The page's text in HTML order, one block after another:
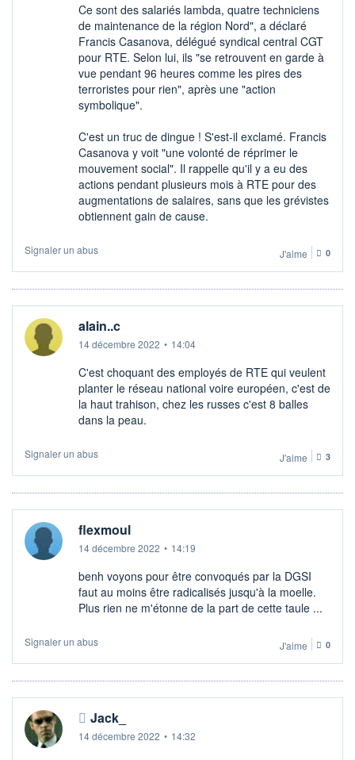
Ce sont des salariés lambda, quatre techniciens
de maintenance de la région Nord", a déclaré
Francis Casanova, délégué syndical central CGT
pour RTE. Selon lui, ils "se retrouvent en garde à
vue pendant 96 heures comme les pires des
terroristes pour rien", après une "action
symbolique".
C'est un truc de dingue ! S'est-il exclamé. Francis
Casanova y voit "une volonté de réprimer le
mouvement social". Il rappelle qu'il y a eu des
actions pendant plusieurs mois à RTE pour des
augmentations de salaires, sans que les grévistes
obtiennent gain de cause.
Signaler un abus J'aime 0
alain..c
14 décembre 2022 • 14:04
C'est choquant des employés de RTE qui veulent
planter le réseau national voire européen, c'est de
la haut trahison, chez les russes c'est 8 balles
dans la peau.
Signaler un abus J'aime 3
flexmoul
14 décembre 2022 • 14:19
benh voyons pour être convoqués par la DGSI
faut au moins être radicalisés jusqu'à la moelle.
Plus rien ne m'étonne de la part de cette taule ...
Signaler un abus J'aime 0
Jack_
14 décembre 2022 • 14:32